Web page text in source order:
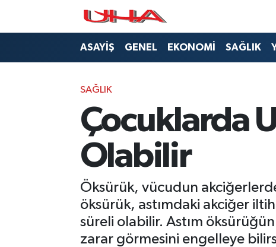
ASAYİŞ GENEL EKONOMİ SAĞLIK
SAĞLIK
Çocuklarda
Olabilir
Öksürük, vücudun
öksürük, astımdaki akciğer
süreli olabilir. Astım
zarar görmesini engelleye
EKONOMİ
Nöbetçi Eczaneler
Namaz Vakitleri
Trafik Durumu
Puan Durumu ve Fikstür
Son Dakika Haberleri